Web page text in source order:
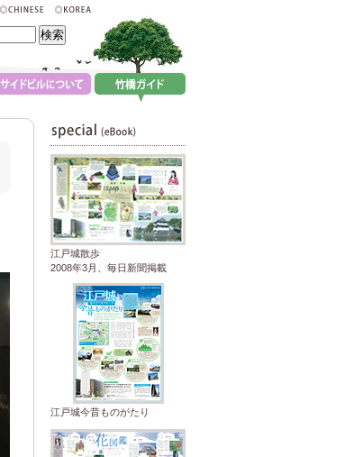
江戸城散歩
2008年3月、毎日新聞掲載
江戸城今昔ものがたり